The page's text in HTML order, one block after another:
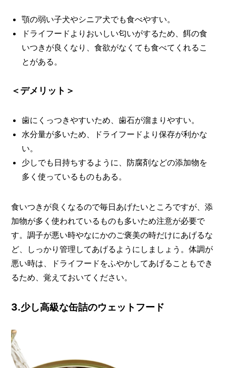
顎の弱い子犬やシニア犬でも食べやすい。
ドライフードよりおいしい匂いがするため、餌の食
いつきが良くなり、食欲がなくても食べてくれるこ
とがある。
＜デメリット＞
歯にくっつきやすいため、歯石が溜まりやすい。
水分量が多いため、ドライフードより保存が利かな
い。
少しでも日持ちするように、防腐剤などの添加物を
多く使っているものもある。
食いつきが良くなるので毎日あげたいところですが、添
加物が多く使われているものも多いため注意が必要で
す。調子が悪い時やなにかのご褒美の時だけにあげるな
ど、しっかり管理してあげるようにしましょう。体調が
悪い時は、ドライフードをふやかしてあげることもでき
るため、覚えておいてください。
3.少し高級な缶詰のウェットフード